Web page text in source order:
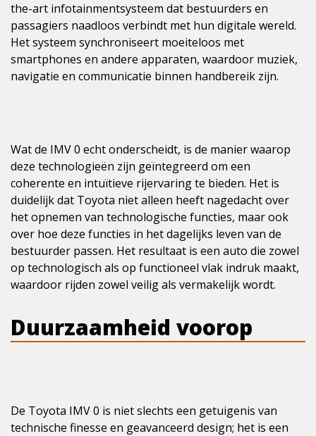
the-art infotainmentsysteem dat bestuurders en
passagiers naadloos verbindt met hun digitale wereld.
Het systeem synchroniseert moeiteloos met
smartphones en andere apparaten, waardoor muziek,
navigatie en communicatie binnen handbereik zijn.
Wat de IMV 0 echt onderscheidt, is de manier waarop
deze technologieën zijn geïntegreerd om een
coherente en intuïtieve rijervaring te bieden. Het is
duidelijk dat Toyota niet alleen heeft nagedacht over
het opnemen van technologische functies, maar ook
over hoe deze functies in het dagelijks leven van de
bestuurder passen. Het resultaat is een auto die zowel
op technologisch als op functioneel vlak indruk maakt,
waardoor rijden zowel veilig als vermakelijk wordt.
Duurzaamheid voorop
De Toyota IMV 0 is niet slechts een getuigenis van
technische finesse en geavanceerd design; het is een